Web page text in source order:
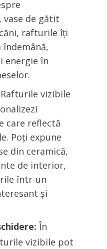
vase de gătit
rafturile îți
energie în
Rafturile vizibile
care reflectă
Poți expune
din ceramică,
de interior,
într-un
și
În
vizibile pot